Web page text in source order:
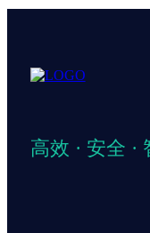
高效 · 安全 ·